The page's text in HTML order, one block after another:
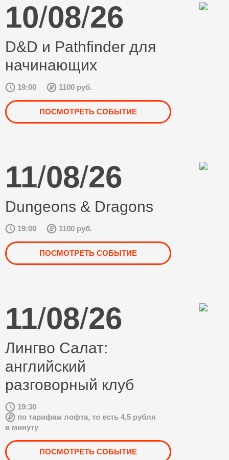
10/08/26
D&D и Pathfinder для
начинающих
19:00 1100 руб.
ПОСМОТРЕТЬ СОБЫТИЕ
11/08/26
Dungeons & Dragons
19:00 1100 руб.
ПОСМОТРЕТЬ СОБЫТИЕ
11/08/26
Лингво Салат:
английский
разговорный клуб
19:30
по тарифам лофта, то есть 4,5 рубля
в минуту
ПОСМОТРЕТЬ СОБЫТИЕ